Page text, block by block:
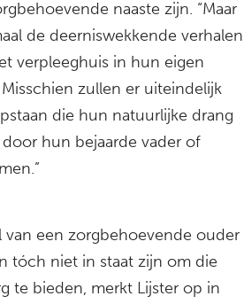
naaste zijn. “Maar
de deerniswekkende verhalen
verpleeghuis in hun eigen
zullen er uiteindelijk
die hun natuurlijke drang
hun bejaarde vader of
van een zorgbehoevende ouder
tóch niet in staat zijn om die
te bieden, merkt Lijster op in